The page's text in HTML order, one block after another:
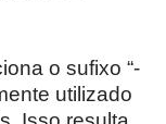
o sufixo “-
utilizado